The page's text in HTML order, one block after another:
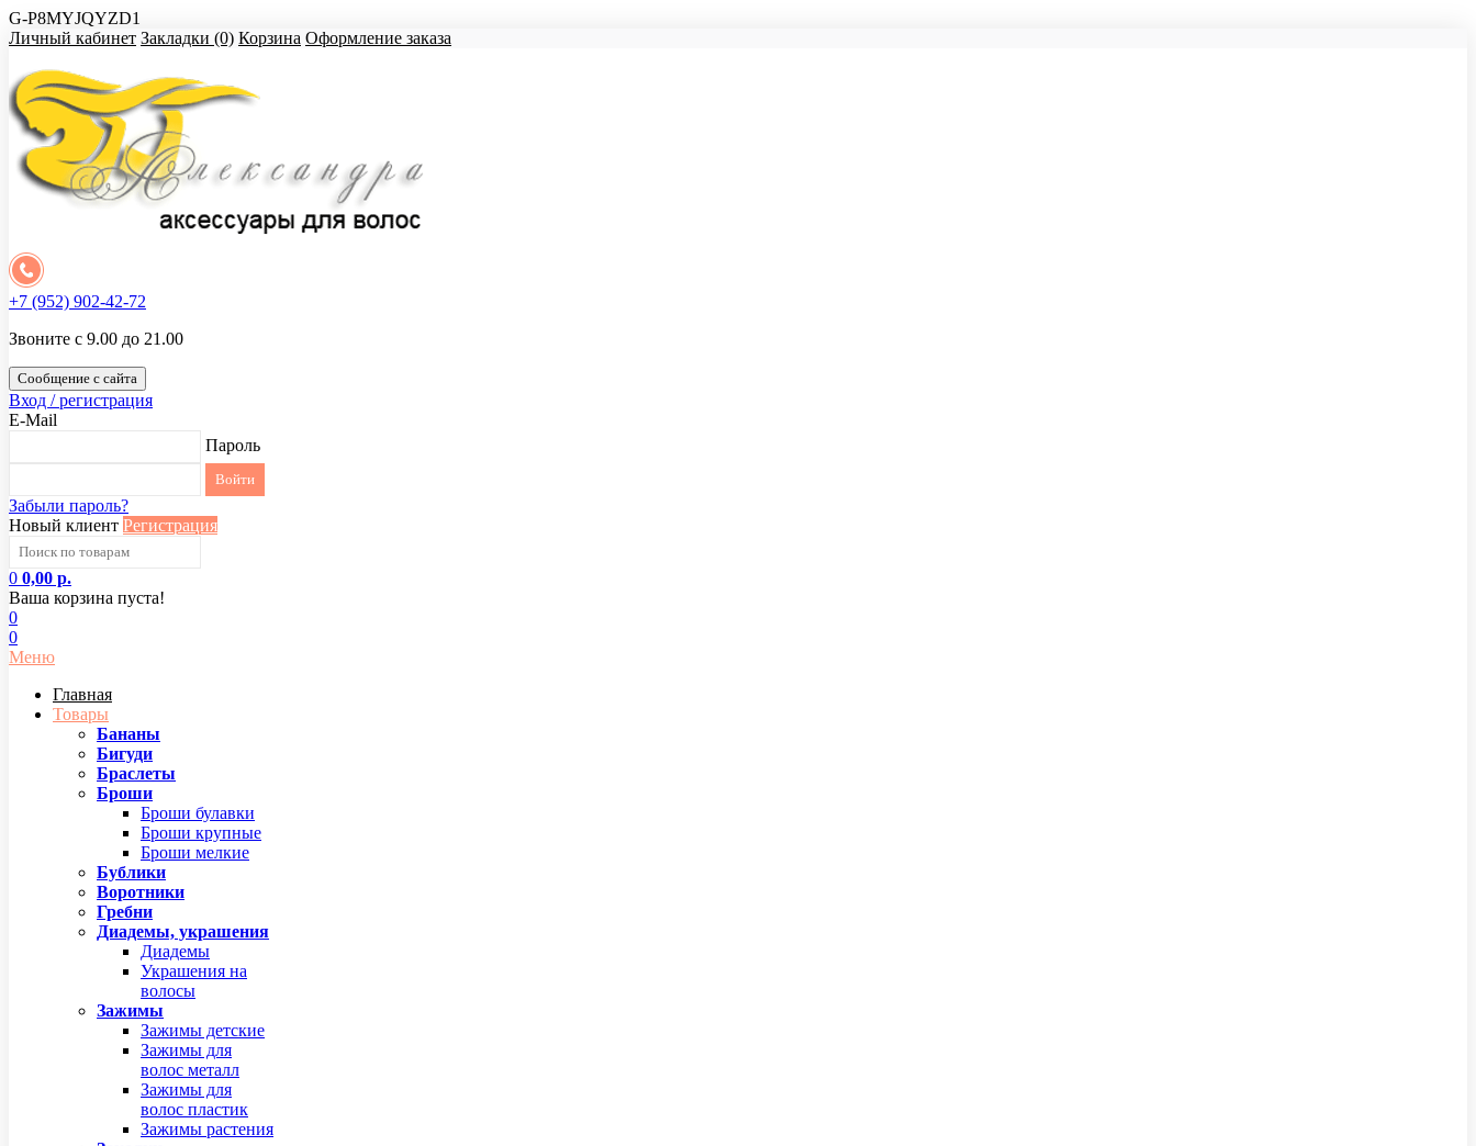
G-P8MYJQYZD1
Личный кабинет Закладки (0) Корзина Оформление заказа
+7 (952) 902-42-72
Звоните с 9.00 до 21.00
Сообщение с сайта
Вход / регистрация
E-Mail
Пароль
Забыли пароль?
Новый клиент Регистрация
0 0,00 р.
Ваша корзина пуста!
0
0
Меню
Главная
Товары
Бананы
Бигуди
Браслеты
Броши
Броши булавки
Броши крупные
Броши мелкие
Бублики
Воротники
Гребни
Диадемы, украшения
Диадемы
Украшения на
волосы
Зажимы
Зажимы детские
Зажимы для
волос металл
Зажимы для
волос пластик
Зажимы растения